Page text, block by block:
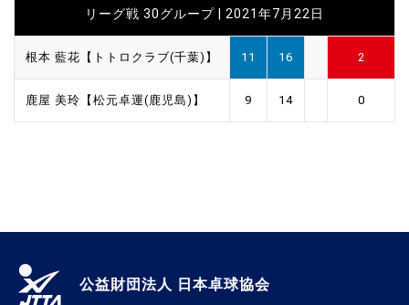
リーグ戦 30グループ | 2021年7月22日
根本 藍花【トトロクラブ(千葉)】 11 16 2
鹿屋 美玲【松元卓運(鹿児島)】 9 14 0
公益財団法人 日本卓球協会